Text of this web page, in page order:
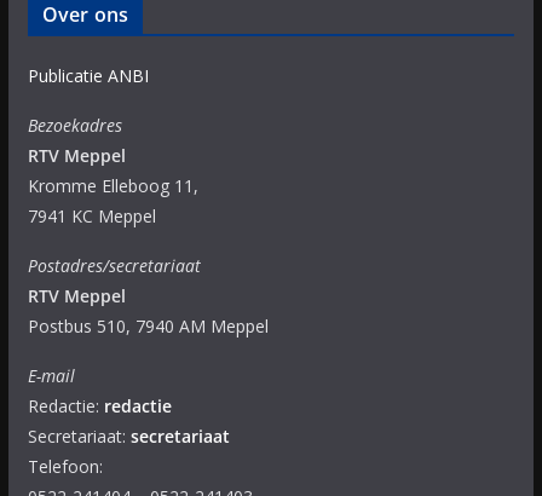
Over ons
Publicatie ANBI
Bezoekadres
RTV Meppel
Kromme Elleboog 11,
7941 KC Meppel
Postadres/secretariaat
RTV Meppel
Postbus 510, 7940 AM Meppel
E-mail
Redactie: redactie
Secretariaat: secretariaat
Telefoon: